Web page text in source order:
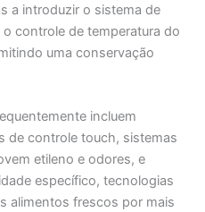
a introduzir o sistema de
controle de temperatura do
uma conservação
incluem
de controle touch, sistemas
etileno e odores, e
específico, tecnologias
alimentos frescos por mais